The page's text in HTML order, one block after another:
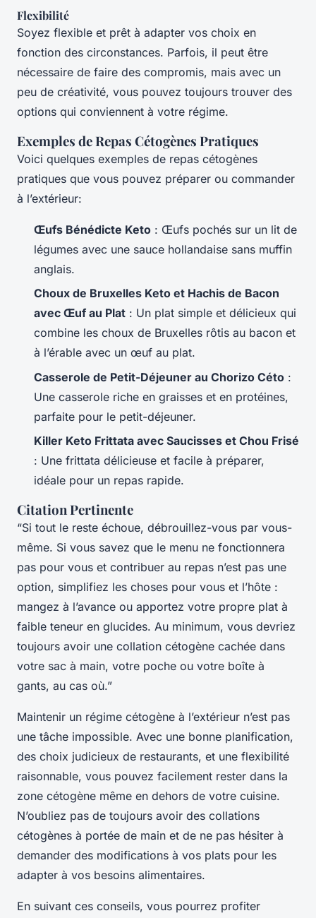
Flexibilité
Soyez flexible et prêt à adapter vos choix en
fonction des circonstances. Parfois, il peut être
nécessaire de faire des compromis, mais avec un
peu de créativité, vous pouvez toujours trouver des
options qui conviennent à votre régime.
Exemples de Repas Cétogènes Pratiques
Voici quelques exemples de repas cétogènes
pratiques que vous pouvez préparer ou commander
à l’extérieur:
Œufs Bénédicte Keto : Œufs pochés sur un lit de
légumes avec une sauce hollandaise sans muffin
anglais.
Choux de Bruxelles Keto et Hachis de Bacon
avec Œuf au Plat : Un plat simple et délicieux qui
combine les choux de Bruxelles rôtis au bacon et
à l’érable avec un œuf au plat.
Casserole de Petit-Déjeuner au Chorizo Céto :
Une casserole riche en graisses et en protéines,
parfaite pour le petit-déjeuner.
Killer Keto Frittata avec Saucisses et Chou Frisé
: Une frittata délicieuse et facile à préparer,
idéale pour un repas rapide.
Citation Pertinente
“Si tout le reste échoue, débrouillez-vous par vous-
même. Si vous savez que le menu ne fonctionnera
pas pour vous et contribuer au repas n’est pas une
option, simplifiez les choses pour vous et l’hôte :
mangez à l’avance ou apportez votre propre plat à
faible teneur en glucides. Au minimum, vous devriez
toujours avoir une collation cétogène cachée dans
votre sac à main, votre poche ou votre boîte à
gants, au cas où.”
Maintenir un régime cétogène à l’extérieur n’est pas
une tâche impossible. Avec une bonne planification,
des choix judicieux de restaurants, et une flexibilité
raisonnable, vous pouvez facilement rester dans la
zone cétogène même en dehors de votre cuisine.
N’oubliez pas de toujours avoir des collations
cétogènes à portée de main et de ne pas hésiter à
demander des modifications à vos plats pour les
adapter à vos besoins alimentaires.
En suivant ces conseils, vous pourrez profiter